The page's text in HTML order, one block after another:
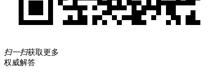
扫一扫获取更多
权威解答